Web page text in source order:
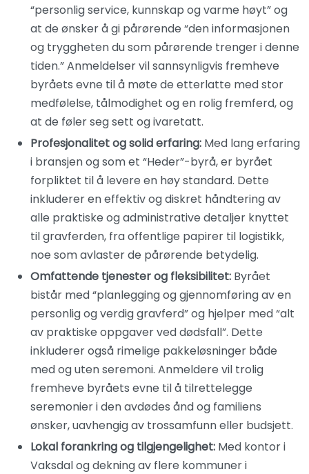
“personlig service, kunnskap og varme høyt” og
at de ønsker å gi pårørende “den informasjonen
og tryggheten du som pårørende trenger i denne
tiden.” Anmeldelser vil sannsynligvis fremheve
byråets evne til å møte de etterlatte med stor
medfølelse, tålmodighet og en rolig fremferd, og
at de føler seg sett og ivaretatt.
Profesjonalitet og solid erfaring: Med lang erfaring
i bransjen og som et “Heder”-byrå, er byrået
forpliktet til å levere en høy standard. Dette
inkluderer en effektiv og diskret håndtering av
alle praktiske og administrative detaljer knyttet
til gravferden, fra offentlige papirer til logistikk,
noe som avlaster de pårørende betydelig.
Omfattende tjenester og fleksibilitet: Byrået
bistår med “planlegging og gjennomføring av en
personlig og verdig gravferd” og hjelper med “alt
av praktiske oppgaver ved dødsfall”. Dette
inkluderer også rimelige pakkeløsninger både
med og uten seremoni. Anmeldere vil trolig
fremheve byråets evne til å tilrettelegge
seremonier i den avdødes ånd og familiens
ønsker, uavhengig av trossamfunn eller budsjett.
Lokal forankring og tilgjengelighet: Med kontor i
Vaksdal og dekning av flere kommuner i